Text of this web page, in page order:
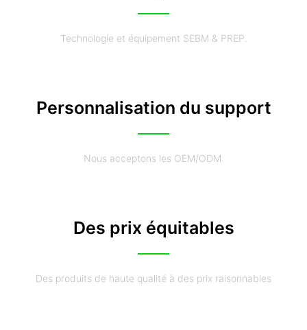
Technologie et équipement SEBM & PREP.
Personnalisation du support
Nous acceptons les OEM/ODM
Des prix équitables
Des produits de haute qualité à des prix raisonnables